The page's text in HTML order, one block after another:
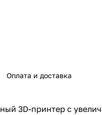
Оплата и доставка
3D-принтер с